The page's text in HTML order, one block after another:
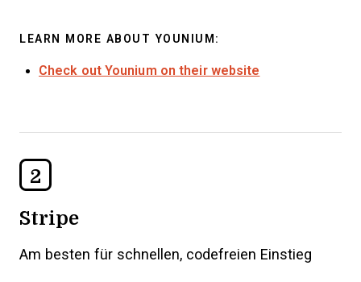
LEARN MORE ABOUT YOUNIUM:
Check out Younium on their website
2
Stripe
Am besten für schnellen, codefreien Einstieg